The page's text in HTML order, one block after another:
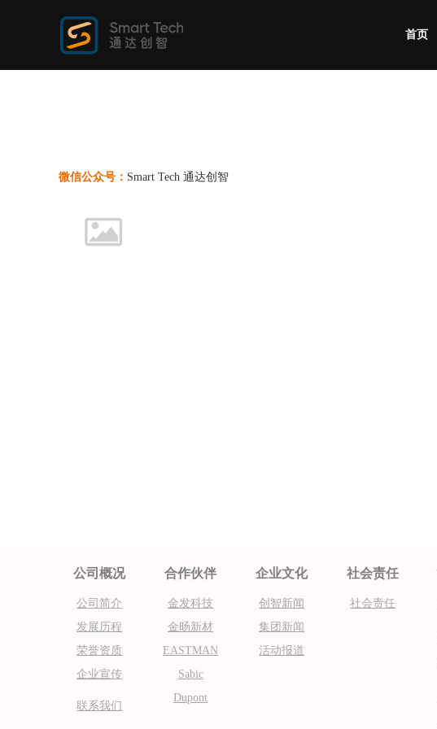
首页
微信公众号： Smart Tech 通达创智
公司概况
公司简介
发展历程
荣誉资质
企业宣传
联系我们
合作伙伴
金发科技
金旸新材
EASTMAN
Sabic
Dupont
企业文化
创智新闻
集团新闻
活动报道
社会责任
社会责任